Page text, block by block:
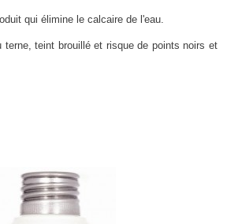
qui élimine le calcaire de l'eau.
teint brouillé et risque de points noirs et